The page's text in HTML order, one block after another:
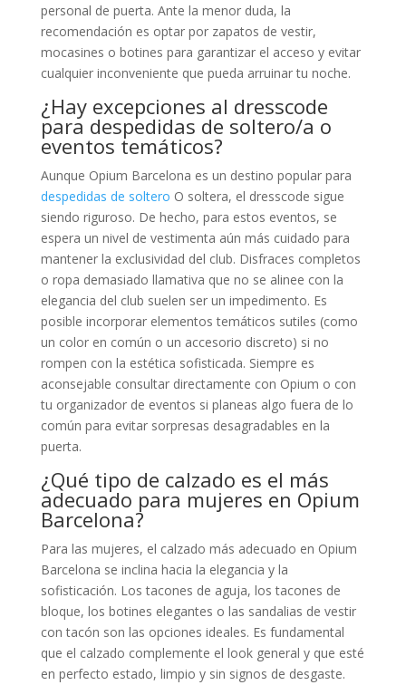
personal de puerta. Ante la menor duda, la
recomendación es optar por zapatos de vestir,
mocasines o botines para garantizar el acceso y evitar
cualquier inconveniente que pueda arruinar tu noche.
¿Hay excepciones al dresscode
para despedidas de soltero/a o
eventos temáticos?
Aunque Opium Barcelona es un destino popular para
despedidas de soltero O soltera, el dresscode sigue
siendo riguroso. De hecho, para estos eventos, se
espera un nivel de vestimenta aún más cuidado para
mantener la exclusividad del club. Disfraces completos
o ropa demasiado llamativa que no se alinee con la
elegancia del club suelen ser un impedimento. Es
posible incorporar elementos temáticos sutiles (como
un color en común o un accesorio discreto) si no
rompen con la estética sofisticada. Siempre es
aconsejable consultar directamente con Opium o con
tu organizador de eventos si planeas algo fuera de lo
común para evitar sorpresas desagradables en la
puerta.
¿Qué tipo de calzado es el más
adecuado para mujeres en Opium
Barcelona?
Para las mujeres, el calzado más adecuado en Opium
Barcelona se inclina hacia la elegancia y la
sofisticación. Los tacones de aguja, los tacones de
bloque, los botines elegantes o las sandalias de vestir
con tacón son las opciones ideales. Es fundamental
que el calzado complemente el look general y que esté
en perfecto estado, limpio y sin signos de desgaste.